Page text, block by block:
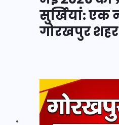
सुर्खियां: एक
गोरखपुर